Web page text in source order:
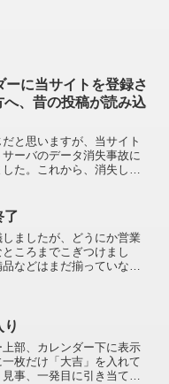
ーに当サイトを登録さ
へ、昔の投稿が読み込
と思いますが、当サイト
サーバのデータ消失事故に
た。これから、消失した
です。その際、RSS リー
了
ましたが、どうにか営業
ころまでこぎつけまし
などはまだ揃っていない
ノってなんだっ...
り
部、カレンダー下に表示
枚だけ「大吉」を入れて
事、一発目に引き当てた